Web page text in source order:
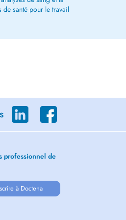
de santé pour le travail
professionnel de
à Doctena